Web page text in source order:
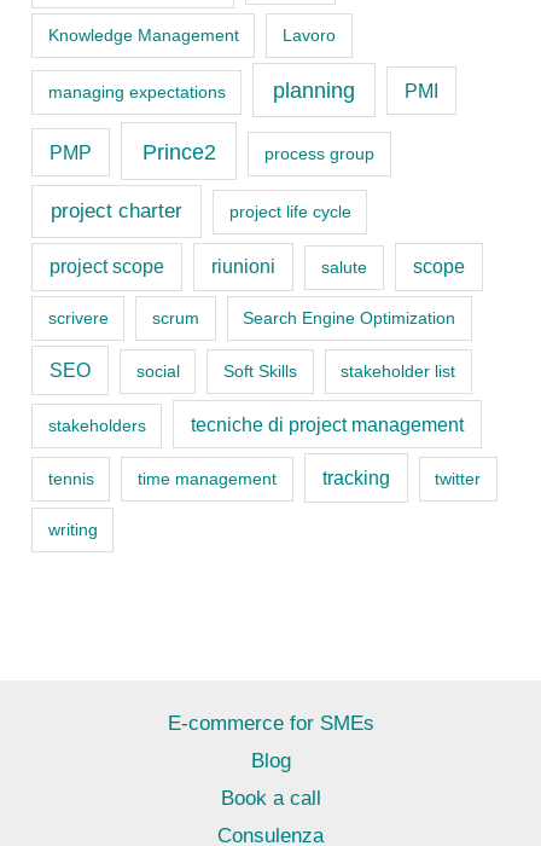
r
i
s
Knowledge Management Lavoro
managing expectations planning PMI
PMP Prince2 process group
project charter project life cycle
project scope riunioni salute scope
scrivere scrum Search Engine Optimization
SEO social Soft Skills stakeholder list
stakeholders tecniche di project management
tennis time management tracking twitter
writing
E-commerce for SMEs
Blog
Book a call
Consulenza